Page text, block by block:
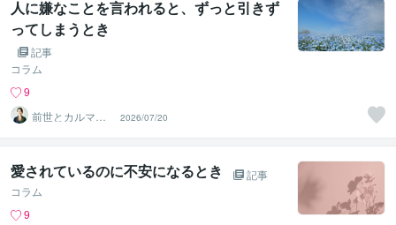
人に嫌なことを言われると、ずっと引きず
ってしまうとき
記事
コラム
9
前世とカルマの
翻訳者 Haku
2026/07/20
愛されているのに不安になるとき
記事
コラム
9